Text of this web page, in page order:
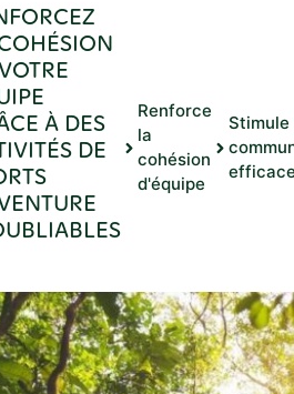
À DES
DE
Renforce
la
cohésion
d'équipe
Stimule